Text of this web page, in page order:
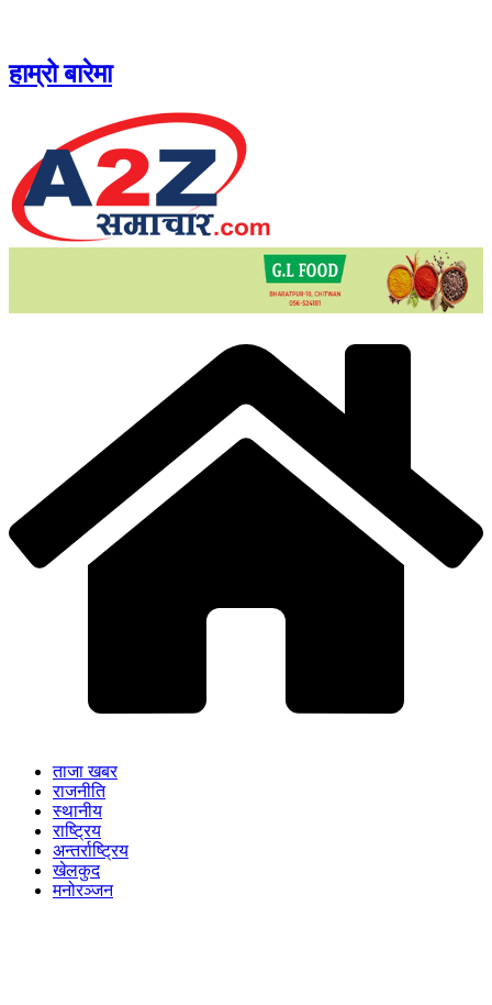
content
हाम्रो बारेमा
ताजा खबर
राजनीति
स्थानीय
राष्ट्रिय
अन्तर्राष्ट्रिय
खेलकुद
मनोरञ्जन